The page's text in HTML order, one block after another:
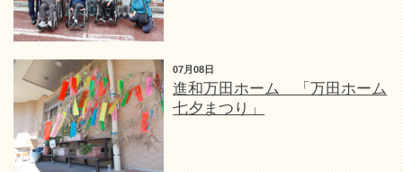
07月08日
進和万田ホーム 「万田ホーム
七夕まつり」